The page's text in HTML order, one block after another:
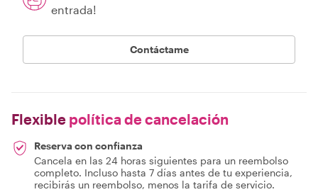
entrada!
Contáctame
Flexible política de cancelación
Reserva con confianza
Cancela en las 24 horas siguientes para un reembolso
completo. Incluso hasta 7 días antes de tu experiencia,
recibirás un reembolso, menos la tarifa de servicio.